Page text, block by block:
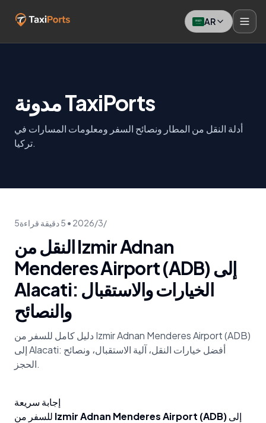
AR
مدونة TaxiPorts
أدلة النقل من المطار ونصائح السفر ومعلومات المسارات في
تركيا.
5‏/3‏/2026
•
5دقيقة قراءة
النقل من Izmir Adnan
Menderes Airport (ADB) إلى
Alacati: الخيارات والاستقبال
والنصائح
دليل كامل للسفر من Izmir Adnan Menderes Airport (ADB)
إلى Alacati: أفضل خيارات النقل، آلية الاستقبال، ونصائح
الحجز.
إجابة سريعة
Izmir Adnan Menderes Airport (ADB)إلى